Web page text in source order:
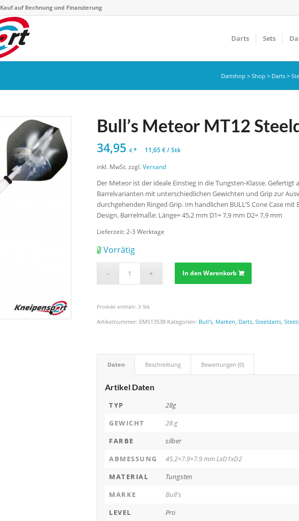
Kauf auf Rechnung und Finanzierung
Darts Sets
Dartshop > Shop > Darts >
Bull’s Meteor MT12
34,95€* 11,65€/Stk
inkl. MwSt. zzgl.Versand
Der Meteor ist der ideale Einstieg in die Tungsten-Klasse.
Barrelvarianten mit unterschiedlichen Gewichten und Grip zur
durchgehenden Ringed Grip. Im handlichen BULL’S Cone Case
Design. Barrelmaße: Länge= 45,2 mm D1= 7,9 mm D2= 7,9 mm
Lieferzeit: 2-3 Werktage
Vorrätig
In den Warenkorb
Produkt enthält: 3Stk
Artikelnummer: EMS13538 Kategorien: Bull's Marken Darts ,Steeldarts ,
Daten Beschreibung Bewertungen (0)
Artikel Daten
TYP
28g
GEWICHT
28 g
FARBE
silber
ABMESSUNG
45.2×7.9×7.9 mm LxD1xD2
MATERIAL
Tungsten
MARKE
Bull's
LEVEL
Pro